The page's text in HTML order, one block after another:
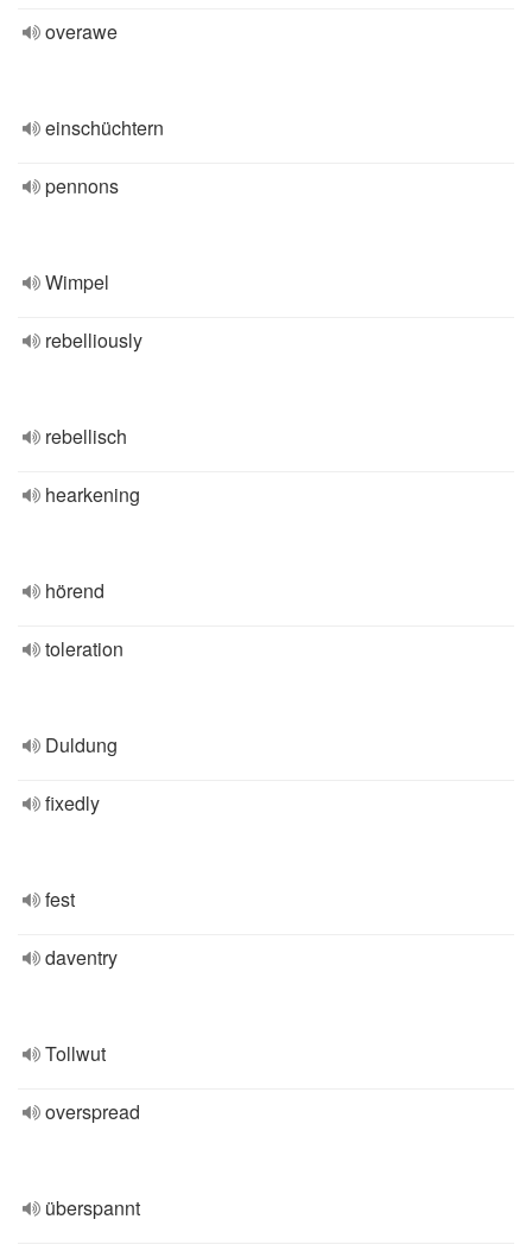
overawe
einschüchtern
pennons
Wimpel
rebelliously
rebellisch
hearkening
hörend
toleration
Duldung
fixedly
fest
daventry
Tollwut
overspread
überspannt